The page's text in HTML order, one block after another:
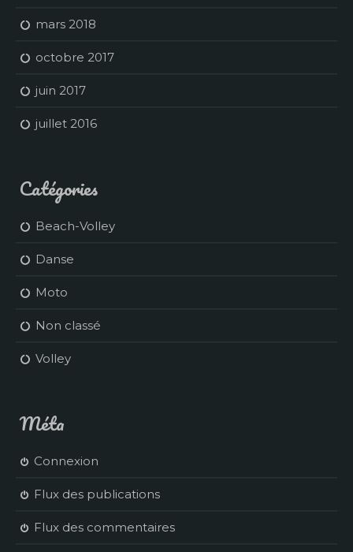
mars 2018
octobre 2017
juin 2017
juillet 2016
Catégories
Beach-Volley
Danse
Moto
Non classé
Volley
Méta
Connexion
Flux des publications
Flux des commentaires